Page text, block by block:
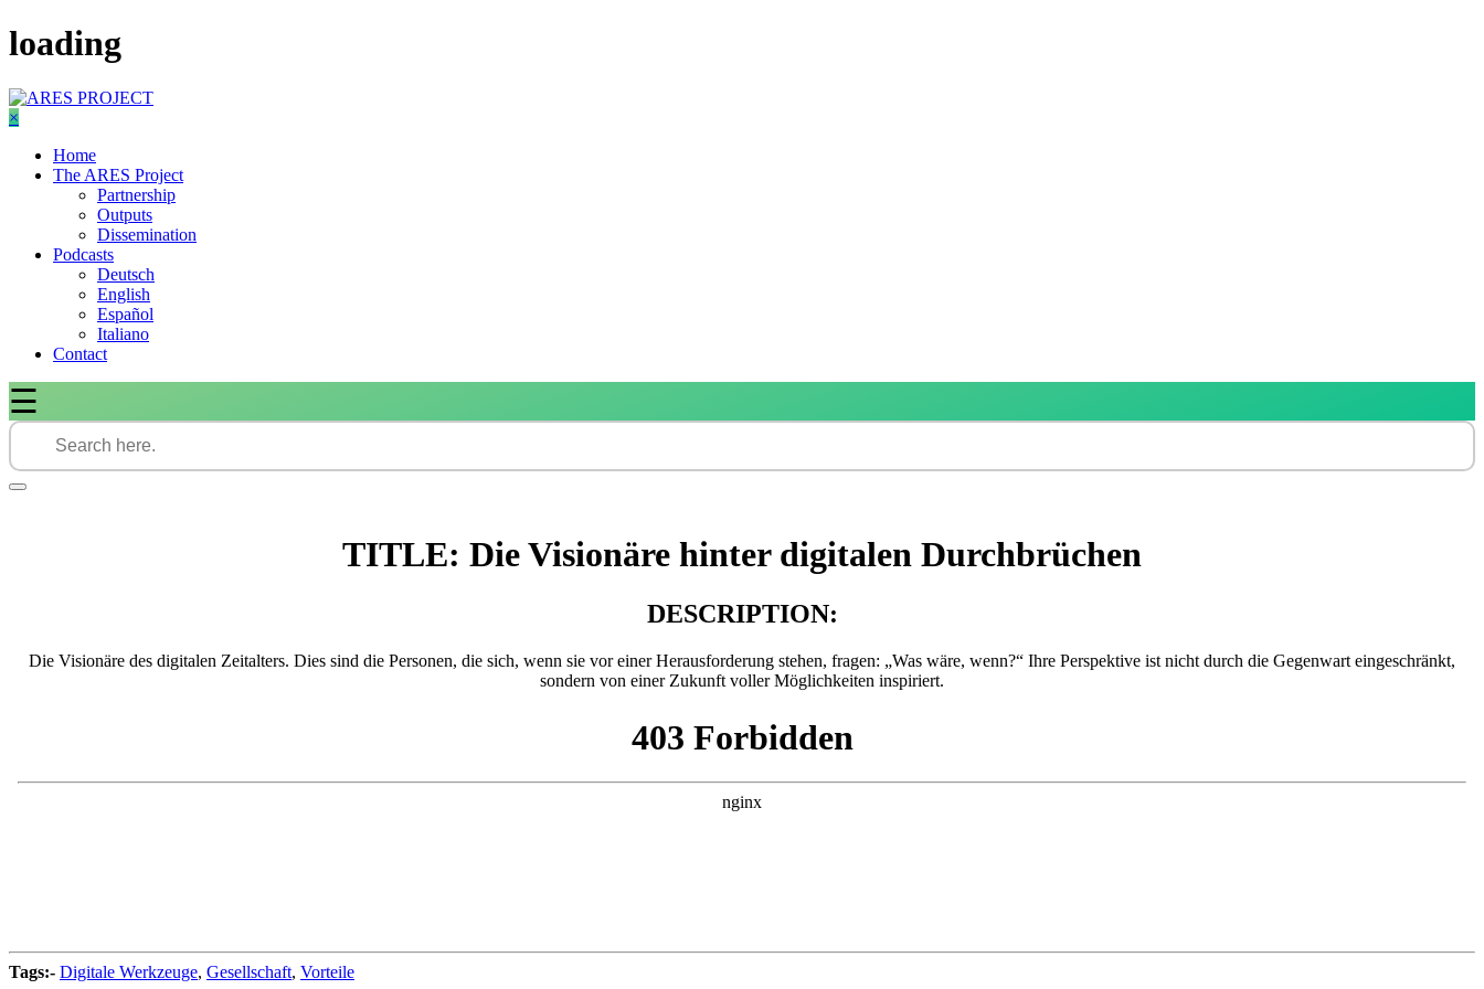
Skip
to
loading
×
Home
The ARES Project
Partnership
Outputs
Dissemination
Podcasts
Deutsch
English
Español
Italiano
Contact
☰
TITLE: Die Visionäre hinter digitalen Durchbrüchen
DESCRIPTION:
Die Visionäre des digitalen Zeitalters. Dies sind die Personen, die sich, wenn sie vor einer Herausforderung stehen, fragen: „Was wäre, wenn?“ Ihre Perspektive ist nicht durch die Gegenwart eingeschränkt,
sondern von einer Zukunft voller Möglichkeiten inspiriert.
Tags:- Digitale Werkzeuge, Gesellschaft, Vorteile